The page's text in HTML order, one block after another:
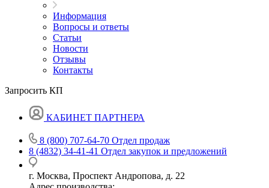
Информация
Вопросы и ответы
Статьи
Новости
Отзывы
Контакты
Запросить КП
КАБИНЕТ ПАРТНЕРА
8 (800) 707-64-70 Отдел продаж
8 (4832) 34-41-41 Отдел закупок и предложений
г. Москва, Проспект Андропова, д. 22